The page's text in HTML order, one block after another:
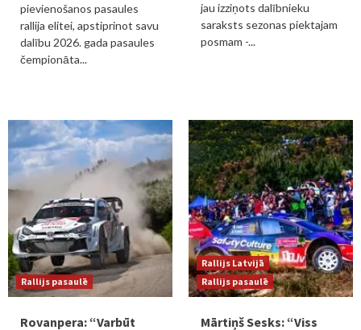
pievienošanos pasaules
rallija elitei, apstiprinot savu
dalību 2026. gada pasaules
čempionāta...
jau izziņots dalībnieku
saraksts sezonas piektajam
posmam -...
Rallijs pasaulē
Rovanpera: “Varbūt
Rallijs Latvijā
Rallijs pasaulē
Mārtiņš Sesks: “Viss